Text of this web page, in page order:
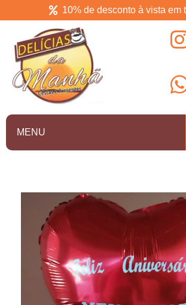
10% de desconto à vista em
Delícias da manhã
MENU